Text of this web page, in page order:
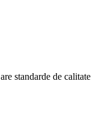
standarde de calitate